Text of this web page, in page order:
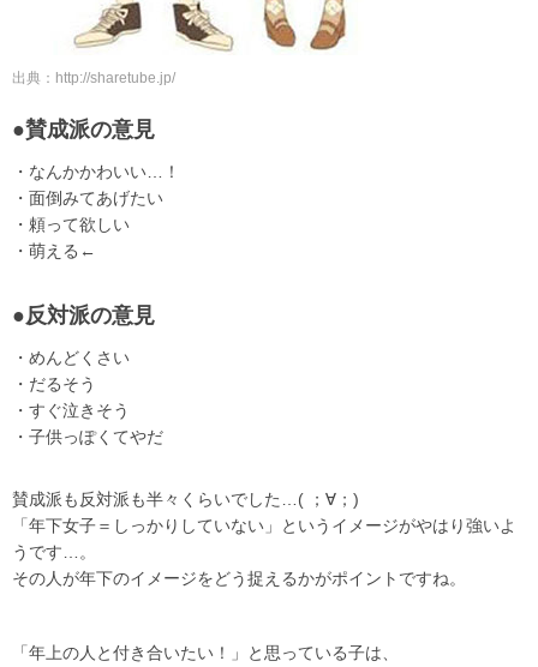
出典：http://sharetube.jp/
●賛成派の意見
・なんかかわいい…！
・面倒みてあげたい
・頼って欲しい
・萌える←
●反対派の意見
・めんどくさい
・だるそう
・すぐ泣きそう
・子供っぽくてやだ
賛成派も反対派も半々くらいでした…( ；∀；)
「年下女子＝しっかりしていない」というイメージがやはり強いよ
うです…。
その人が年下のイメージをどう捉えるかがポイントですね。
「年上の人と付き合いたい！」と思っている子は、